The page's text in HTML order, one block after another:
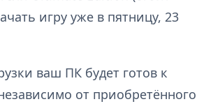
игру уже в пятницу, 23
ваш ПК будет готов к
от приобретённого